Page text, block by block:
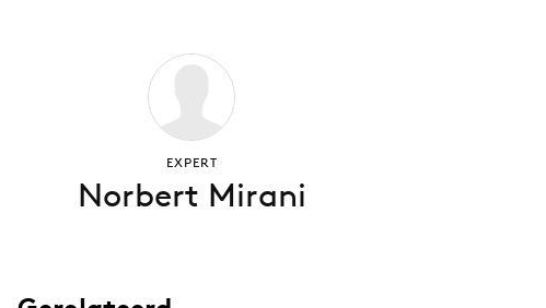
EXPERT
Norbert Mirani